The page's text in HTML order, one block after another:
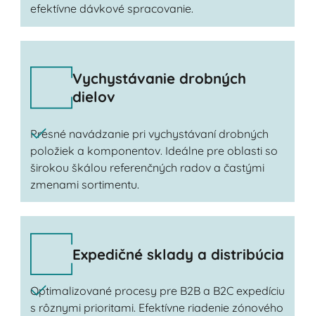
efektívne dávkové spracovanie.
Vychystávanie drobných
dielov
Presné navádzanie pri vychystávaní drobných
položiek a komponentov. Ideálne pre oblasti so
širokou škálou referenčných radov a častými
zmenami sortimentu.
Expedičné sklady a distribúcia
Optimalizované procesy pre B2B a B2C expedíciu
s rôznymi prioritami. Efektívne riadenie zónového